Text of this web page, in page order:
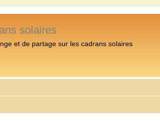
solaires
et de partage sur les cadrans solaires